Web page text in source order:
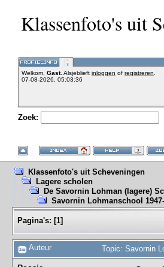
Klassenfoto's uit
Welkom, Gast. Alsjeblieft inloggen of registreren
07-08-2026, 05:03:36
Zoek:
Klassenfoto's uit Scheveningen
Lagere scholen
De Savornin Lohman (lagere)
Savornin Lohmanschool
Pagina's: [1]
Auteur Topic: Savornin